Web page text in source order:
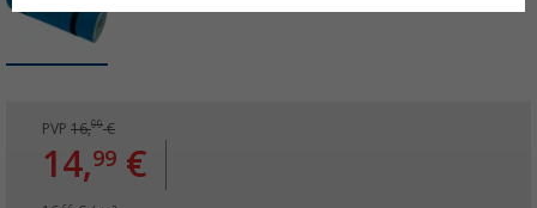
PVP 16,99€
14,99 €